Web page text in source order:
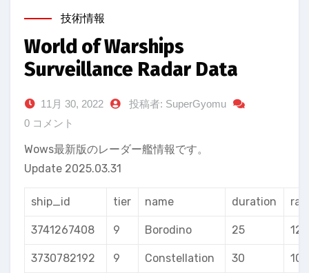
技術情報
World of Warships
Surveillance Radar Data
11月 30, 2022
投稿者: SuperGyomu
0 コメント
Wows最新版のレーダー艦情報です。
Update 2025.03.31
ship_id tier name duration
3741267408 9 Borodino 25 12
3730782192 9 Constellation 30 10